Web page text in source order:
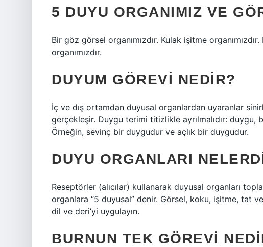
5 DUYU ORGANIMIZ VE
Bir göz görsel organımızdır. Kulak işitme
organımızdır.
DUYUM GÖREVI NEDIR?
İç ve dış ortamdan duyusal organlardan uyaranlar
gerçekleşir. Duygu terimi titizlikle ayrılmalıdır: duygu,
Örneğin, sevinç bir duygudur ve açlık bir duygudur.
DUYU ORGANLARI
Reseptörler (alıcılar) kullanarak duyusal organları
organlara “5 duyusal” denir. Görsel, koku, işitme, tat
dil ve deri’yi uygulayın.
BURNUN TEK GÖREVI